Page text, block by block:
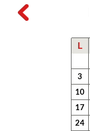
L
3
10
17
24